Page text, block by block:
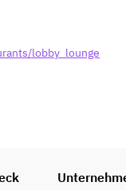
lobby_lounge